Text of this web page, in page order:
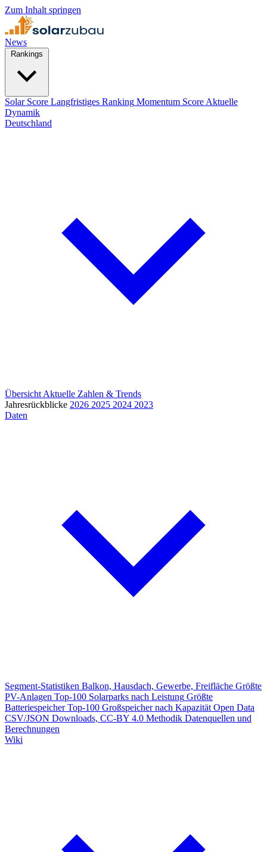
Zum Inhalt springen
News
Solar Score Langfristiges Ranking Momentum Score Aktuelle
Dynamik
Deutschland
Übersicht Aktuelle Zahlen & Trends
Jahresrückblicke 2026 2025 2024 2023
Daten
Segment-Statistiken Balkon, Hausdach, Gewerbe, Freifläche Größte
PV-Anlagen Top-100 Solarparks nach Leistung Größte
Batteriespeicher Top-100 Großspeicher nach Kapazität Open Data
CSV/JSON Downloads, CC-BY 4.0 Methodik Datenquellen und
Berechnungen
Wiki